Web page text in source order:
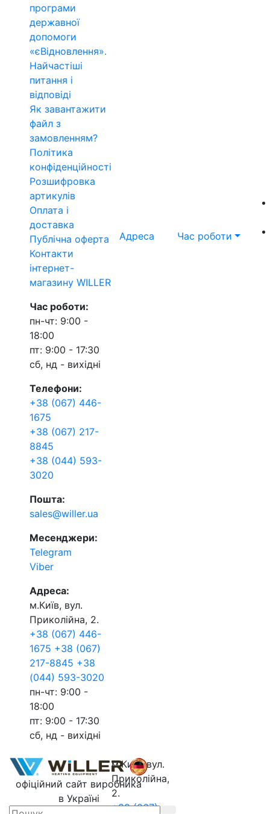
програми
державної
допомоги
«єВідновлення».
Найчастіші
питання і
відповіді
Як завантажити
файл з
замовленням?
Політика
конфіденційності
Розшифровка
артикулів
Оплата і
доставка
Публічна оферта
Контакти
інтернет-
магазину WILLER
Час роботи:
пн-чт: 9:00 -
18:00
пт: 9:00 - 17:30
сб, нд - вихідні
Телефони:
+38 (067) 446-
1675
+38 (067) 217-
8845
+38 (044) 593-
3020
Пошта:
sales@willer.ua
Месенджери:
Telegram
Viber
Адреса:
м.Київ, вул.
Приколійна, 2.
+38 (067) 446-
1675 +38 (067)
217-8845 +38
(044) 593-3020
пн-чт: 9:00 -
18:00
пт: 9:00 - 17:30
сб, нд - вихідні
Адреса
м.Київ, вул.
Приколійна,
2.
+38 (067)
Час роботи
офіційний сайт виробника
в Україні